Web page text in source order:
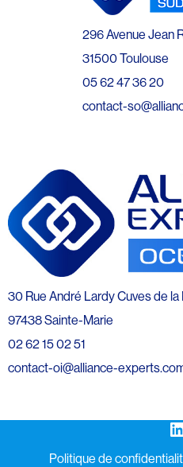
296 Avenue Jean
31500 Toulouse
05 62 47 36 20
contact-
30 Rue André Lardy Cuves de la
97438 Sainte-Marie
02 62 15 02 51
contact-oi@alliance-
LinkedIn
Politique de